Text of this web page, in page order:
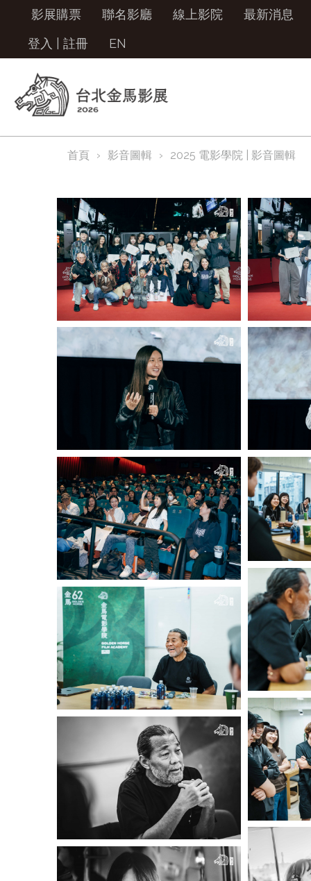
影展購票 聯名影廳 線上影院
最新消息
登入
註冊 EN
首頁 影音圖輯 2025 電影學院 | 影音圖輯